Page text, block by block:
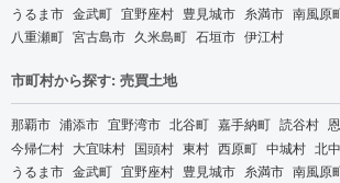
うるま市 金武町 宜野座村 豊見城市 糸満市 南風原
八重瀬町 宮古島市 久米島町 石垣市 伊江村
市町村から探す: 売買土地
那覇市 浦添市 宜野湾市 北谷町 嘉手納町 読谷村
今帰仁村 大宜味村 国頭村 東村 西原町 中城村 北
うるま市 金武町 宜野座村 豊見城市 糸満市 南風原